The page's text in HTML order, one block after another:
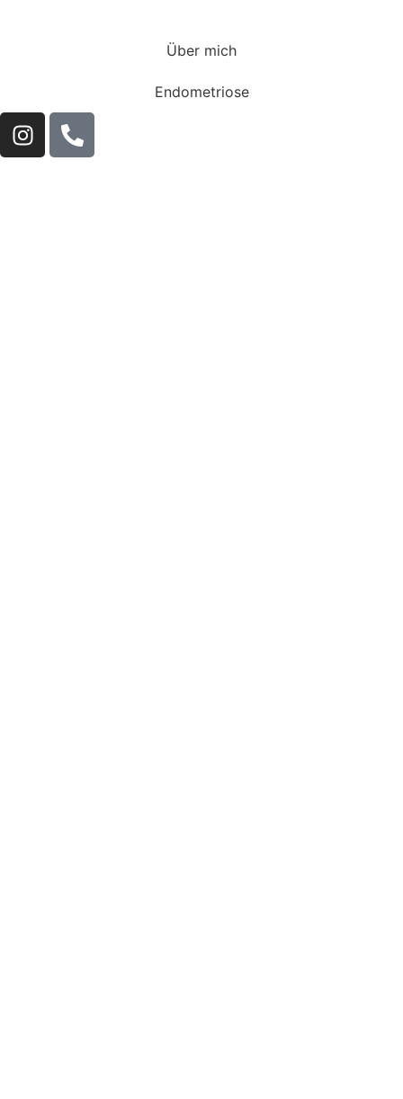
Über mich
Endometriose